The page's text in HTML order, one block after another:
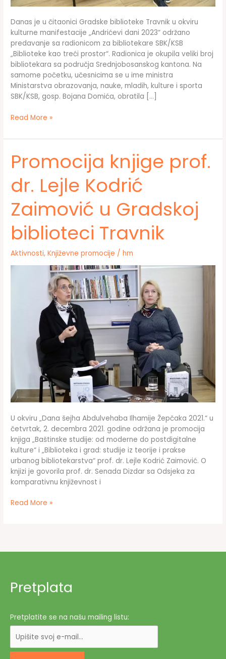
Danas je u čitaonici Gradske biblioteke Travnik u okviru
kulturne manifestacije „Andrićevi dani 2023“ održano
predavanje sa radionicom za bibliotekare SBK/KSB
„Biblioteke kao treći prostor“. Radionica je okupila veliki broj
bibliotekara sa područja Srednjobosanskog kantona. Na
samome početku, učesnicima se u ime ministra
Ministarstva obrazovanja, nauke, mladih, kulture i sporta
SBK/KSB, gosp. Bojana Domića, obratila […]
Radionica
bibliotekare
Gradskoj
biblioteci
Travnik
okupila
bibliotekare
sa
područja
Srednjobosanskog
Read More »
Promocija knjige prof.
dr. Lejle Kodrić
Zaimović u Gradskoj
biblioteci Travnik
Aktivnosti,Književne promocije /hm
U okviru „Dana šejha Abdulvehaba Ilhamije Žepčaka 2021.“ u
četvrtak, 2. decembra 2021. godine održana je promocija
knjiga „Baštinske studije: od moderne do postdigitalne
kulture“ i „Biblioteka i grad: studije iz teorije i prakse
urbanog bibliotekarstva“ prof. dr. Lejle Kodrić Zaimović. O
knjizi je govorila prof. dr. Senada Dizdar sa Odsjeka za
komparativnu književnost i
Promocija
Gradskoj
biblioteci
Read More »
Pretplata
Pretplatite se na našu mailing listu: